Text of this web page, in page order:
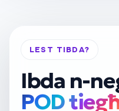
LEST TIBDA?
Ibda n-
POD